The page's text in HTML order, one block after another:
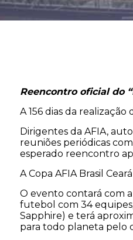
Reencontro oficial do
A 156 dias da
Dirigentes da AFIA,
reuniões periódicas
esperado reencontro
A Copa AFIA Brasil
O evento contará com
futebol com 34
Sapphire) e terá
para todo planeta pelo